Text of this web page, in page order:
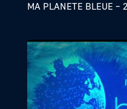
MA PLANETE BLEUE –